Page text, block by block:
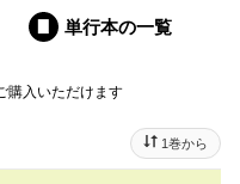
単行本の一覧
購入いただけます
1巻から